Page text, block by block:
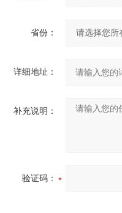
省份：
详细地址：
补充说明：
验证码：